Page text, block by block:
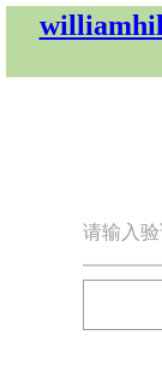
请输入